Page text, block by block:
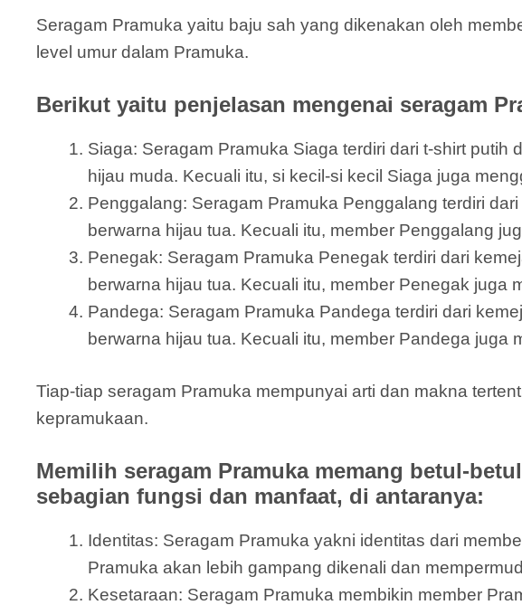
Seragam Pramuka yaitu baju sah yang dikenakan oleh
level umur dalam Pramuka.
Berikut yaitu penjelasan mengenai seragam
Siaga: Seragam Pramuka Siaga terdiri dari t-shirt
hijau muda. Kecuali itu, si kecil-si kecil Siaga juga
Penggalang: Seragam Pramuka Penggalang terdiri
berwarna hijau tua. Kecuali itu, member Penggalang
Penegak: Seragam Pramuka Penegak terdiri dari
berwarna hijau tua. Kecuali itu, member Penegak
Pandega: Seragam Pramuka Pandega terdiri dari
berwarna hijau tua. Kecuali itu, member Pandega
Tiap-tiap seragam Pramuka mempunyai arti dan makna
kepramukaan.
Memilih seragam Pramuka memang betul-
sebagian fungsi dan manfaat, di antaranya:
Identitas: Seragam Pramuka yakni identitas dari
Pramuka akan lebih gampang dikenali dan
Kesetaraan: Seragam Pramuka membikin member